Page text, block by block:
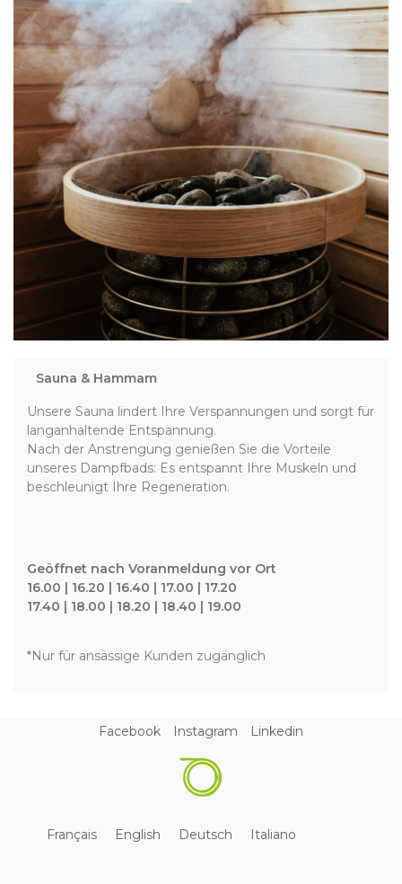
Sauna & Hammam
Unsere Sauna lindert Ihre Verspannungen und sorgt für
langanhaltende Entspannung.
Nach der Anstrengung genießen Sie die Vorteile
unseres Dampfbads: Es entspannt Ihre Muskeln und
beschleunigt Ihre Regeneration.
Geöffnet nach Voranmeldung vor Ort
16.00 | 16.20 | 16.40 | 17.00 | 17.20
17.40 | 18.00 | 18.20 | 18.40 | 19.00
*Nur für ansässige Kunden zugänglich
Français English Deutsch Italiano
Facebook Instagram Linkedin